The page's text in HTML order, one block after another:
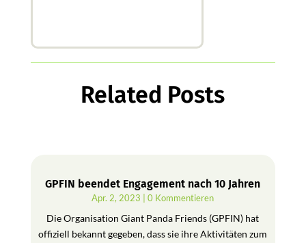
Related Posts
GPFIN beendet Engagement nach 10 Jahren
Apr. 2, 2023 | 0 Kommentieren
Die Organisation Giant Panda Friends (GPFIN) hat
offiziell bekannt gegeben, dass sie ihre Aktivitäten zum